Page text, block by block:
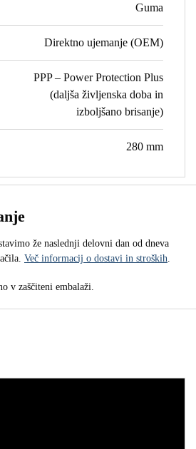
Guma
Direktno ujemanje (OEM)
PPP – Power Protection Plus
(daljša življenska doba in
izboljšano brisanje)
280 mm
že naslednji delovni dan od dneva
Več informacij o dostavi in stroških
v zaščiteni embalaži.